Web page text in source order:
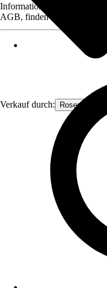
Verkauf durch:
Informationen des
AGB, finden Sie bei Klick